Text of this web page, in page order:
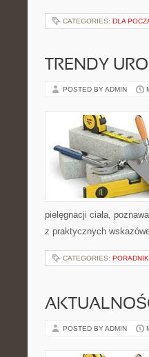
CATEGORIES: DLA
TRENDY
POSTED BY ADMIN
pielęgnacji ciała,
z praktycznych
CATEGORIES:
POSTED BY ADMIN